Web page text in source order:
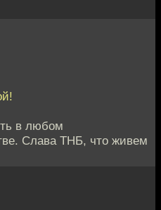
в любом
Слава ТНБ, что живем